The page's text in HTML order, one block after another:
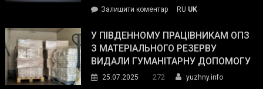
Залишити коментарon
завойовує
симпатії
виборців
RU UK
У ПІВДЕННОМУ ПРАЦІВНИКАМ ОПЗ
З МАТЕРІАЛЬНОГО РЕЗЕРВУ
ВИДАЛИ ГУМАНІТАРНУ ДОПОМОГУ
25.07.2025 272
yuzhny.info